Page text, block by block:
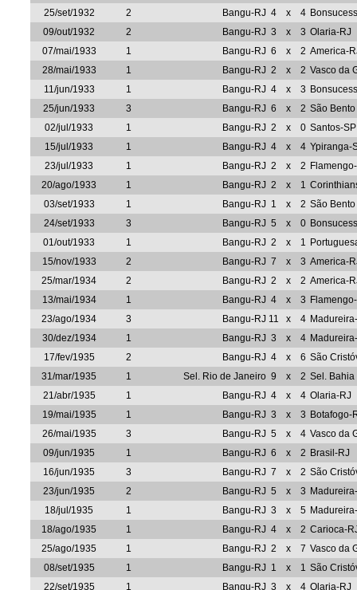
25/set/1932
2 Bangu-RJ 4 x 4
09/out/1932
2 Bangu-RJ 3 x 3 Olaria-RJ
07/mai/1933
1 Bangu-RJ 6 x 2 America-
28/mai/1933
1 Bangu-RJ 2 x 2 Vasco da
11/jun/1933
1 Bangu-RJ 4 x 3
25/jun/1933
3 Bangu-RJ 6 x 2 São
02/jul/1933
1 Bangu-RJ 2 x 0 Santos-SP
15/jul/1933
1 Bangu-RJ 4 x 4 Ypiranga-
23/jul/1933
1 Bangu-RJ 2 x 2
20/ago/1933
1 Bangu-RJ 2 x 1
03/set/1933
1 Bangu-RJ 1 x 2 São
24/set/1933
3 Bangu-RJ 5 x 0
01/out/1933
1 Bangu-RJ 2 x 1
15/nov/1933
2 Bangu-RJ 7 x 3 America-
25/mar/1934
2 Bangu-RJ 2 x 2 America-
13/mai/1934
1 Bangu-RJ 4 x 3
23/ago/1934
3 Bangu-RJ 11 x 4
30/dez/1934
1 Bangu-RJ 3 x 4
17/fev/1935
2 Bangu-RJ 4 x 6 São
31/mar/1935
1 Sel. Rio de Janeiro 9 x 2 Sel. Bahia
21/abr/1935
1 Bangu-RJ 4 x 4 Olaria-RJ
19/mai/1935
1 Bangu-RJ 3 x 3 Botafogo-
26/mai/1935
3 Bangu-RJ 5 x 4 Vasco da
09/jun/1935
1 Bangu-RJ 6 x 2 Brasil-RJ
16/jun/1935
3 Bangu-RJ 7 x 2 São
23/jun/1935
2 Bangu-RJ 5 x 3
18/jul/1935
1 Bangu-RJ 3 x 5
18/ago/1935
1 Bangu-RJ 4 x 2 Carioca-
25/ago/1935
1 Bangu-RJ 2 x 7 Vasco da
08/set/1935
1 Bangu-RJ 1 x 1 São
22/set/1935
1 Bangu-RJ 3 x 4 Olaria-RJ